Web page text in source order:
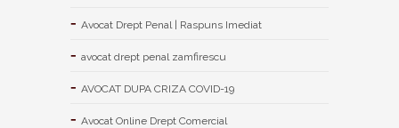
Avocat Drept Penal | Raspuns Imediat
avocat drept penal zamfirescu
AVOCAT DUPA CRIZA COVID-19
Avocat Online Drept Comercial